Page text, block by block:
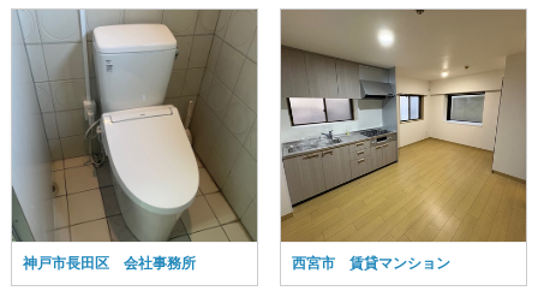
神戸市長田区 会社事務所 西宮市 賃貸マンション